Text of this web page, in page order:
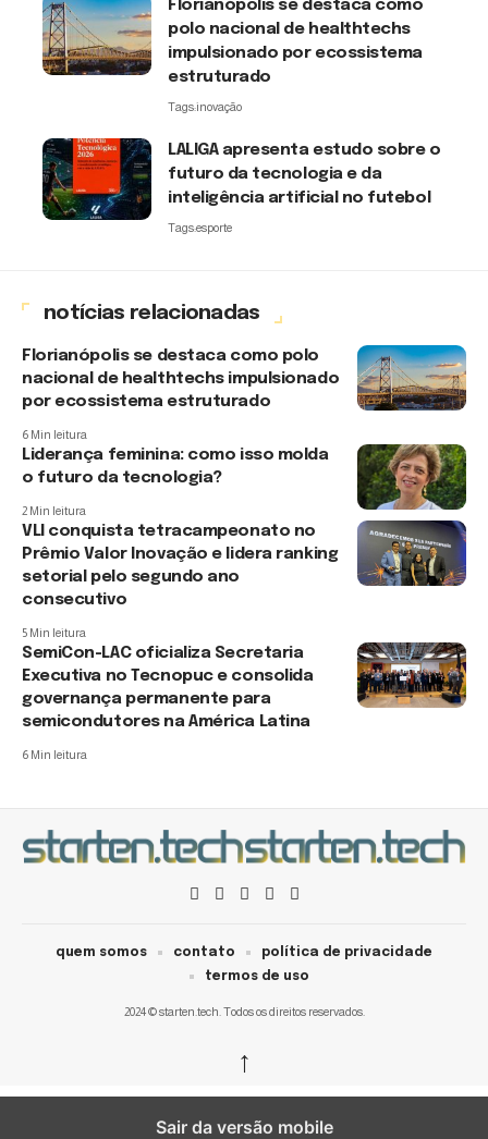
Florianópolis se destaca como
polo nacional de healthtechs
impulsionado por ecossistema
estruturado
Tags:inovação
LALIGA apresenta estudo sobre o
futuro da tecnologia e da
inteligência artificial no futebol
Tags:esporte
notícias relacionadas
Florianópolis se destaca como polo
nacional de healthtechs impulsionado
por ecossistema estruturado
6 Min leitura
Liderança feminina: como isso molda
o futuro da tecnologia?
2 Min leitura
VLI conquista tetracampeonato no
Prêmio Valor Inovação e lidera ranking
setorial pelo segundo ano
consecutivo
5 Min leitura
SemiCon-LAC oficializa Secretaria
Executiva no Tecnopuc e consolida
governança permanente para
semicondutores na América Latina
6 Min leitura
2024 © starten.tech. Todos os direitos reservados.
quem somos contato
política de privacidade
termos de uso
↑
Sair da versão mobile